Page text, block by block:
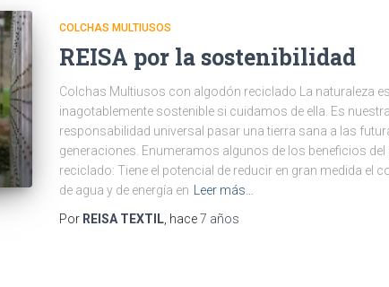
COLCHAS MULTIUSOS
REISA por la sostenibilidad
Colchas Multiusos con algodón reciclado La naturaleza es
inagotablemente sostenible si cuidamos de ella. Es nuestra
responsabilidad universal pasar una tierra sana a las
generaciones. Enumeramos algunos de los beneficios
reciclado: Tiene el potencial de reducir en gran medida el
de agua y de energía en
Leer más…
Por REISA TEXTIL , hace7 años